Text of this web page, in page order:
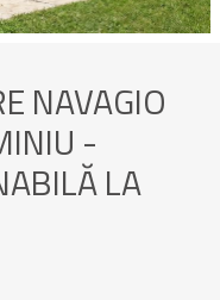
NAVAGIO
-
LA